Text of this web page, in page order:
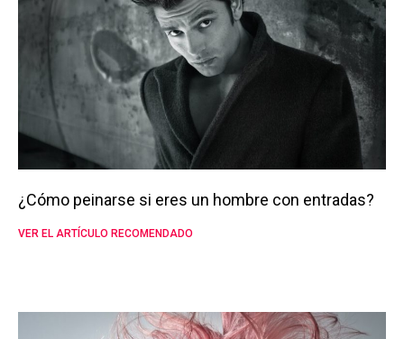
¿Cómo peinarse si eres un hombre con entradas?
VER EL ARTÍCULO RECOMENDADO